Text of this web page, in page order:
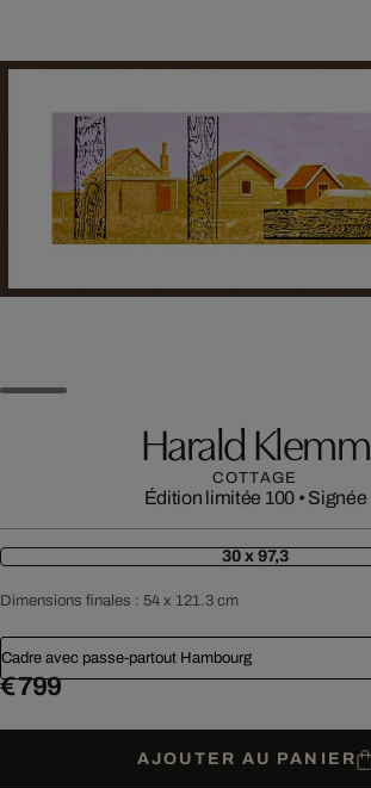
Harald Klemm
COTTAGE
Édition limitée 100 • Signée
30 x 97,3
Dimensions finales : 54 x 121.3 cm
Cadre avec passe-partout Hambourg
€ 799
AJOUTER AU PANIER